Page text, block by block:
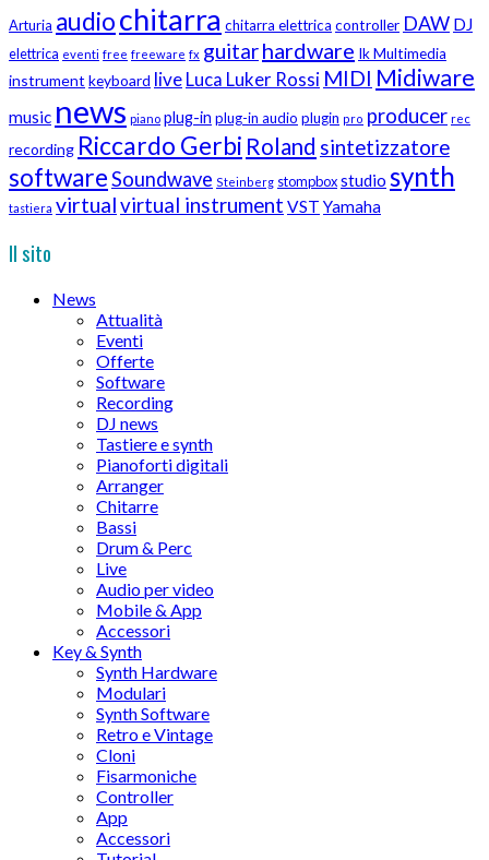
Arturia audiochitarra chitarra elettrica controller DAW DJ
elettrica eventi free freeware fx guitarhardware Ik Multimedia
instrument keyboard live Luca Luker Rossi MIDI Midiware
music news piano plug-in plug-in audio plugin pro producer rec
recording Riccardo Gerbi Roland sintetizzatore
softwareSoundwave Steinberg stompboxstudio synth
tastiera virtualvirtual instrument VST Yamaha
Il sito
News
Attualità
Eventi
Offerte
Software
Recording
DJ news
Tastiere e synth
Pianoforti digitali
Arranger
Chitarre
Bassi
Drum & Perc
Live
Audio per video
Mobile & App
Accessori
Key & Synth
Synth Hardware
Modulari
Synth Software
Retro e Vintage
Cloni
Fisarmoniche
Controller
App
Accessori